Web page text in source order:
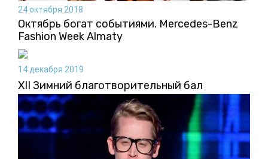
24 октября 2018
Октябрь богат событиями. Mercedes-Benz
Fashion Week Almaty
14 декабря 2019
XII Зимний благотворительный бал